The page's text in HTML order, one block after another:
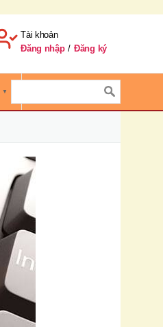
Tài khoản
Đăng nhập / Đăng ký
▼